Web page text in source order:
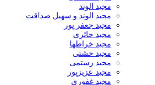
مجید الوند‎
مجید الوند و سهیل صداقت
مجید جعفر پور
مجید حائری
مجید خراطها
مجید خشتی
مجید رستمی
مجید عزیزپور
مجید غفوری